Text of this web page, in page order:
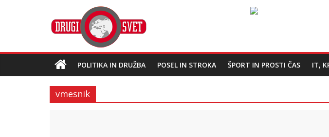
POLITIKA IN DRUŽBA POSEL IN STROKA ŠPORT IN PROSTI ČAS IT,
vmesnik